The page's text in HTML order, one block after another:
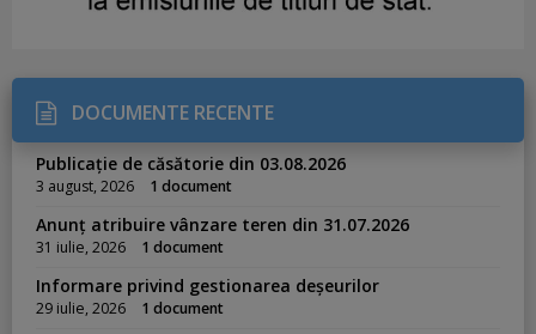
DOCUMENTE RECENTE
Publicație de căsătorie din 03.08.2026
3 august, 2026 1 document
Anunț atribuire vânzare teren din 31.07.2026
31 iulie, 2026 1 document
Informare privind gestionarea deșeurilor
29 iulie, 2026 1 document